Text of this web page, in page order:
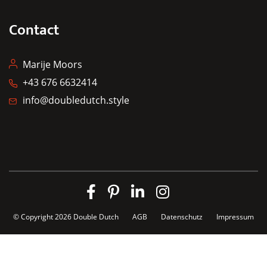
Contact
Marije Moors
+43 676 6632414
info@doubledutch.style
© Copyright 2026 Double Dutch AGB Datenschutz Impressum